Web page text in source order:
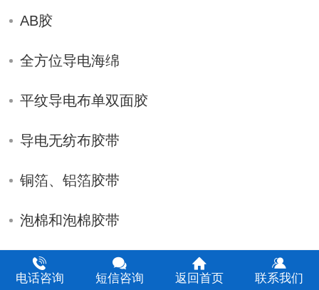
AB胶
全方位导电海绵
平纹导电布单双面胶
导电无纺布胶带
铜箔、铝箔胶带
泡棉和泡棉胶带
3M进口胶带
电话咨询 短信咨询 返回首页 联系我们